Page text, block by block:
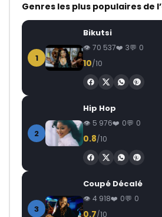
Genres les plus populaires de
1
Bikutsi
70 537 3 0
10/10
2
Hip Hop
5 976 0 0
0.8/10
3
Coupé Décalé
4 918 0 0
0.7/10